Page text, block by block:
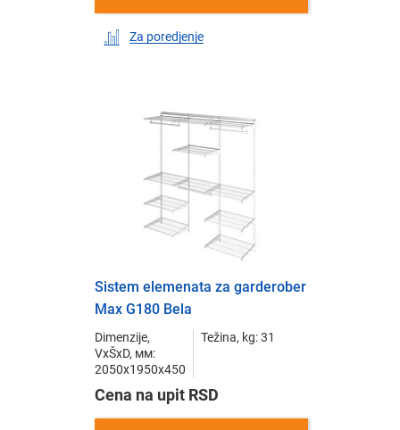
Za poredjenje
Sistem elemenata za garderober
Max G180 Bela
Dimenzije,
VxŠxD, мм:
2050x1950x450
Težina, kg: 31
Cena na upit RSD